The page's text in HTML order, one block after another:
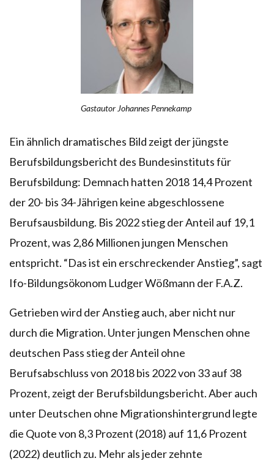
Gastautor Johannes Pennekamp
Ein ähnlich dramatisches Bild zeigt der jüngste
Berufsbildungsbericht des Bundesinstituts für
Berufsbildung: Demnach hatten 2018 14,4 Prozent
der 20- bis 34-Jährigen keine abgeschlossene
Berufsausbildung. Bis 2022 stieg der Anteil auf 19,1
Prozent, was 2,86 Millionen jungen Menschen
entspricht. “Das ist ein erschreckender Anstieg”, sagt
Ifo-Bildungsökonom Ludger Wößmann der F.A.Z.
Getrieben wird der Anstieg auch, aber nicht nur
durch die Migration. Unter jungen Menschen ohne
deutschen Pass stieg der Anteil ohne
Berufsabschluss von 2018 bis 2022 von 33 auf 38
Prozent, zeigt der Berufsbildungsbericht. Aber auch
unter Deutschen ohne Migrationshintergrund legte
die Quote von 8,3 Prozent (2018) auf 11,6 Prozent
(2022) deutlich zu. Mehr als jeder zehnte